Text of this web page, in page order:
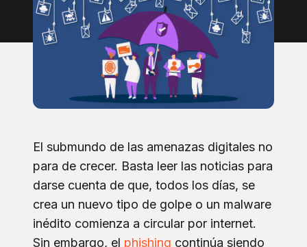
El submundo de las amenazas digitales no
para de crecer. Basta leer las noticias para
darse cuenta de que, todos los días, se
crea un nuevo tipo de golpe o un malware
inédito comienza a circular por internet.
Sin embargo, el phishing continúa siendo